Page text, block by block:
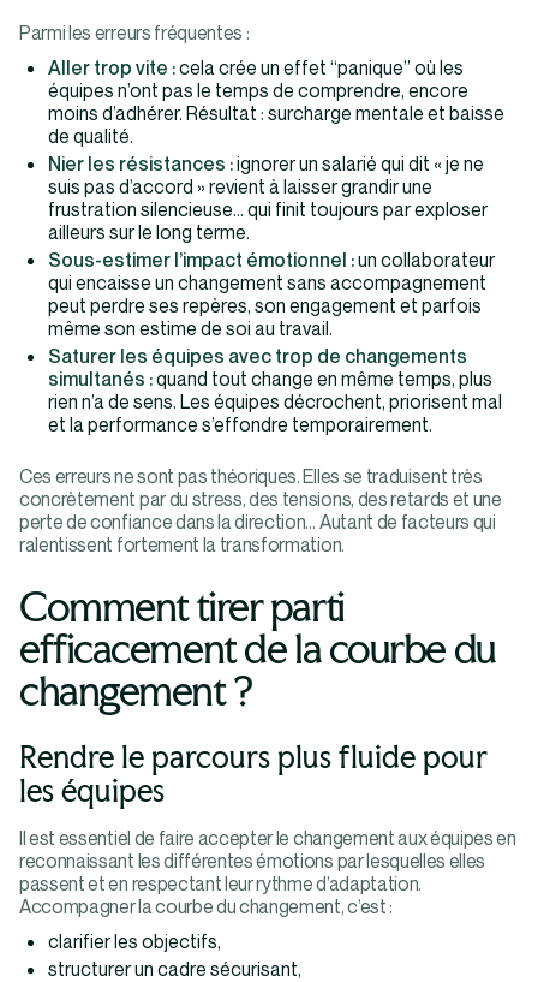
Parmi les erreurs fréquentes :
Aller trop vite :cela crée un effet “panique” où les
équipes n’ont pas le temps de comprendre, encore
moins d’adhérer. Résultat : surcharge mentale et baisse
de qualité.
Nier les résistances :ignorer un salarié qui dit « je ne
suis pas d’accord » revient à laisser grandir une
frustration silencieuse… qui finit toujours par exploser
ailleurs sur le long terme.
Sous-estimer l’impact émotionnel :un collaborateur
qui encaisse un changement sans accompagnement
peut perdre ses repères, son engagement et parfois
même son estime de soi au travail.
Saturer les équipes avec trop de changements
simultanés :quand tout change en même temps, plus
rien n’a de sens. Les équipes décrochent, priorisent mal
et la performance s’effondre temporairement.
Ces erreurs ne sont pas théoriques. Elles se traduisent très
concrètement par du stress, des tensions, des retards et une
perte de confiance dans la direction… Autant de facteurs qui
ralentissent fortement la transformation.
Comment tirer parti
efficacement de la courbe du
changement ?
Rendre le parcours plus fluide pour
les équipes
Il est essentiel de faire accepter le changement aux équipes en
reconnaissant les différentes émotions par lesquelles elles
passent et en respectant leur rythme d’adaptation.
Accompagner la courbe du changement, c’est :
clarifier les objectifs,
structurer un cadre sécurisant,